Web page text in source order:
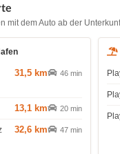
mit dem Auto ab der
31,5 km 46 min
13,1 km 20 min
32,6 km 47 min